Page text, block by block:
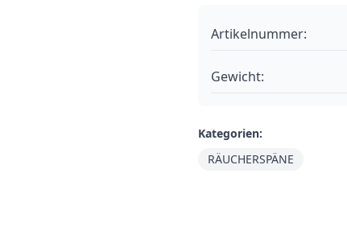
Artikelnummer:
Gewicht:
Kategorien:
RÄUCHERSPÄNE